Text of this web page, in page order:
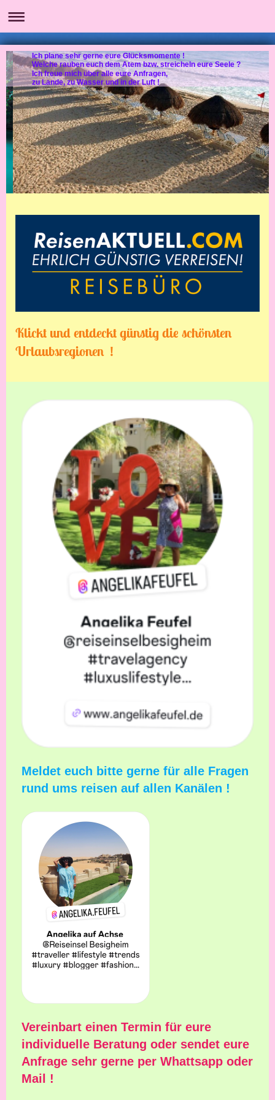
Ich plane sehr gerne eure Glücksmomente !
Welche rauben euch dem Atem bzw. streicheln eure Seele ?
Ich freue mich über alle eure Anfragen,
zu Lande, zu Wasser und in der Luft !
Klickt und entdeckt günstig die schönsten
Urlaubsregionen !
Meldet euch bitte gerne für alle Fragen
rund ums reisen auf allen Kanälen !
Vereinbart einen Termin für eure
individuelle Beratung oder sendet eure
Anfrage sehr gerne per Whattsapp oder
Mail !